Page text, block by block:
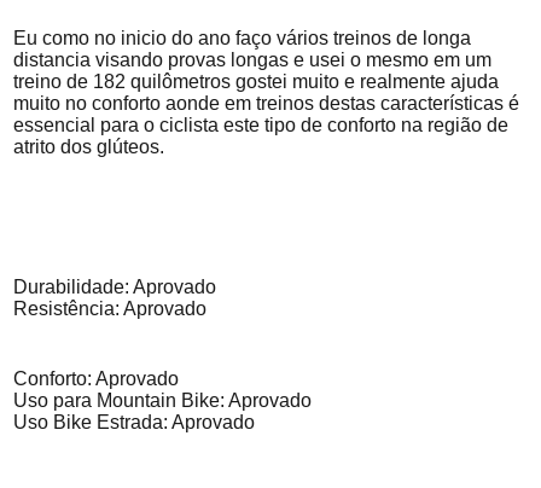
Eu como no inicio do ano faço vários treinos de longa
distancia visando provas longas e usei o mesmo em um
treino de 182 quilômetros gostei muito e realmente ajuda
muito no conforto aonde em treinos destas características é
essencial para o ciclista este tipo de conforto na região de
atrito dos glúteos.
Durabilidade: Aprovado
Resistência: Aprovado
Conforto: Aprovado
Uso para Mountain Bike: Aprovado
Uso Bike Estrada: Aprovado